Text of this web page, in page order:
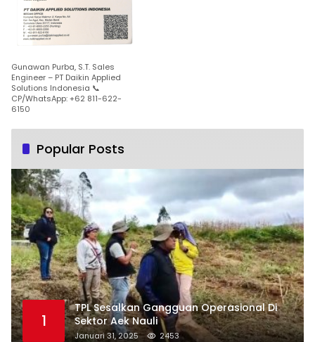
Gunawan Purba, S.T. Sales
Engineer – PT Daikin Applied
Solutions Indonesia 📞
CP/WhatsApp: +62 811-622-
6150
Popular Posts
1
TPL Sesalkan Gangguan Operasional Di
Sektor Aek Nauli
Januari 31, 2025 2453